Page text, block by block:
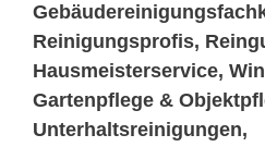
Reinigungsprofis,
Hausmeisterservice,
Gartenpflege &
Unterhaltsreinigungen,